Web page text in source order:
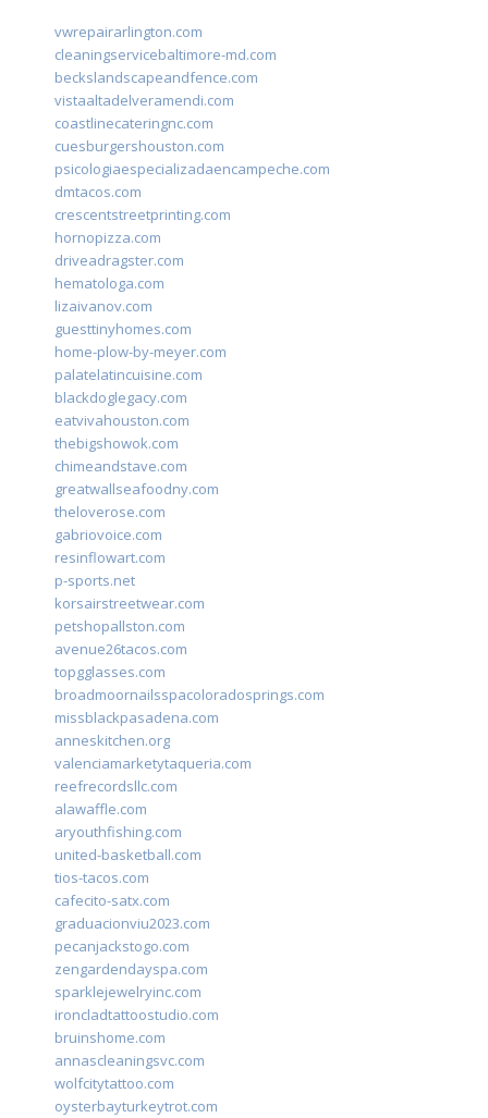
vwrepairarlington.com
cleaningservicebaltimore-md.com
beckslandscapeandfence.com
vistaaltadelveramendi.com
coastlinecateringnc.com
cuesburgershouston.com
psicologiaespecializadaencampeche.com
dmtacos.com
crescentstreetprinting.com
hornopizza.com
driveadragster.com
hematologa.com
lizaivanov.com
guesttinyhomes.com
home-plow-by-meyer.com
palatelatincuisine.com
blackdoglegacy.com
eatvivahouston.com
thebigshowok.com
chimeandstave.com
greatwallseafoodny.com
theloverose.com
gabriovoice.com
resinflowart.com
p-sports.net
korsairstreetwear.com
petshopallston.com
avenue26tacos.com
topgglasses.com
broadmoornailsspacoloradosprings.com
missblackpasadena.com
anneskitchen.org
valenciamarketytaqueria.com
reefrecordsllc.com
alawaffle.com
aryouthfishing.com
united-basketball.com
tios-tacos.com
cafecito-satx.com
graduacionviu2023.com
pecanjackstogo.com
zengardendayspa.com
sparklejewelryinc.com
ironcladtattoostudio.com
bruinshome.com
annascleaningsvc.com
wolfcitytattoo.com
oysterbayturkeytrot.com